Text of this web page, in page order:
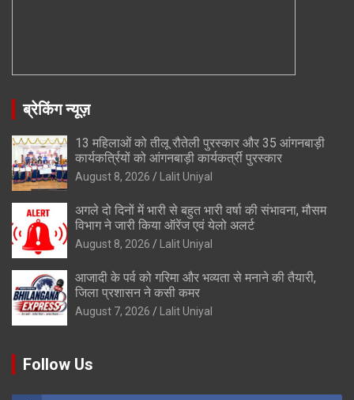
ब्रेकिंग न्यूज़
13 महिलाओं को तीलू रौतेली पुरस्कार और 35 आंगनबाड़ी
कार्यकर्त्रियों को आंगनबाड़ी कार्यकर्त्री पुरस्कार
August 8, 2026 Lalit Uniyal
अगले दो दिनों में भारी से बहुत भारी वर्षा की संभावना, मौसम
विभाग ने जारी किया ऑरेंज एवं येलो अलर्ट
August 8, 2026 Lalit Uniyal
आजादी के पर्व को गरिमा और भव्यता से मनाने की तैयारी,
जिला प्रशासन ने कसी कमर
August 7, 2026 Lalit Uniyal
Follow Us